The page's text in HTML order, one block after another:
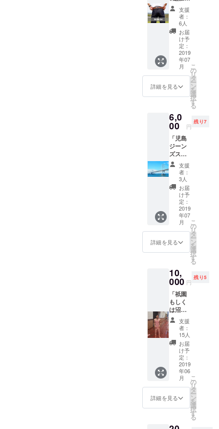
度の余
裕を持
ちたい
方は1サ
イズ上
をお選
び頂
き、ま
ず最初
洗って
から穿
新品の
場合、
ボタン
を閉め
る工程
はかな
り苦し
いと思
います
が、頑
張って
閉めて
下さ
い。 繰
り返し
しをす
る事で
くなっ
てきま
す。 (誰
かにウ
エスト
部分を
引っ
張って
サポー
トして
もらう
と閉め
やすく
なりま
す) ※モ
身長
171cm
63kg サ
ます。
完全に
好みの
問題で
すが、
少しき
つめで
穿きジ
ワを
しっか
り出し
サイズ
を。縮
むこと
を考慮
して、
ある程
度の余
裕を持
ちたい
方は1サ
イズ上
をお選
び頂
き、ま
ず最初
洗って
から穿
新品の
場合、
ボタン
を閉め
る工程
はかな
り苦し
いと思
います
が、頑
張って
閉めて
下さ
い。 繰
り返し
しをす
る事で
ジーン
ズとな
りま
す。
ウォッ
シュを
かけて
いない
生デニ
ムとな
ります
ングス
は共に
2-5cm
程縮む
事が予
想され
ます。
完全に
好みの
問題で
すが、
少しき
つめで
穿きジ
ワを
しっか
り出し
サイズ
を。縮
むこと
を考慮
して、
ある程
度の余
裕を持
ちたい
方は1サ
イズ上
をお選
び頂
き、ま
ず最初
洗って
から穿
ターン
旅人用
ジーン
ズ"JOU
RNEY
ARMO
UR" ユ
ニセッ
クスで
サイズ
はW34
の製品
です。
字のご
とく旅
の鎧で
あり超
ヘビー
オンス
ジーン
ズとな
りま
す。
ウォッ
シュを
かけて
いない
生デニ
ムとな
ります
ングス
は共に
2-5cm
程縮む
事が予
想され
ます。
完全に
好みの
問題で
すが、
少しき
つめで
穿きジ
ワを
しっか
り出し
支援
者：
6人
お届
け予
定：
2019
年07
月
詳細を見る
こ
の
リ
タ
ー
ン
を
選
択
す
る
6,0
00 円
残り7
「児島
ジーン
ズスト
リート
を完全
自己流
でご案
内しま
す」 岡
山県の
南部に
はジー
ンズの
聖地と
呼ばれ
る、児
ンズス
トリー
トがあ
りま
す。 数
多くの
著名人
や、
ジーン
ズマニ
アがそ
の地に
集う一
方で、
観光客
からは
「どう
支援
者：
3人
お届
け予
定：
2019
年07
月
詳細を見る
こ
の
リ
タ
ー
ン
を
選
択
す
る
10,
000 円
残り5
「祇園
もしく
は沼本
の3時間
を購入
する権
利」講
演とし
てで
も、た
だただ
お話し
をする
でも、
引越し
の手伝
作物の
支援
者：
15人
お届
け予
定：
2019
年06
月
詳細を見る
こ
の
リ
タ
ー
ン
を
選
択
す
る